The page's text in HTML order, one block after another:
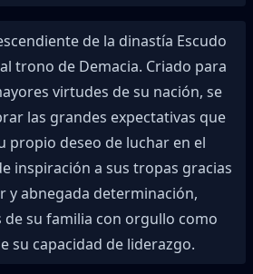
de la dinastía Escudo
trono de Demacia. Criado para
virtudes de su nación, se
las grandes expectativas que
propio deseo de luchar en el
inspiración a sus tropas gracias
y abnegada determinación,
su familia con orgullo como
su capacidad de liderazgo.